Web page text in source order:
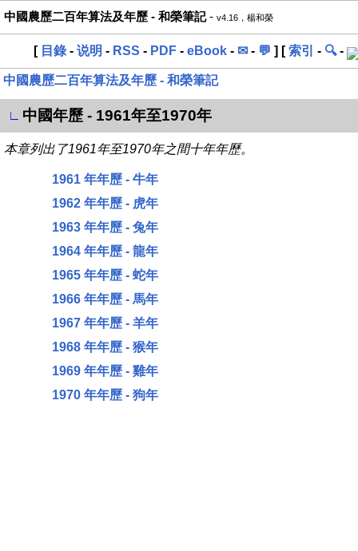
中國農歷二百年算法及年歷 - 和榮筆記- v4.16，楊和榮
[ 目錄- 说明 - RSS - PDF - eBook - ✉ - 💬 ] [索引 - 🔍-
中國農歷二百年算法及年歷 - 和榮筆記
∟ 中國年歷 - 1961年至1970年
本章列出了1961年至1970年之間十年年歷。
1961 年年歷 - 牛年
1962 年年歷 - 虎年
1963 年年歷 - 兔年
1964 年年歷 - 龍年
1965 年年歷 - 蛇年
1966 年年歷 - 馬年
1967 年年歷 - 羊年
1968 年年歷 - 猴年
1969 年年歷 - 雞年
1970 年年歷 - 狗年